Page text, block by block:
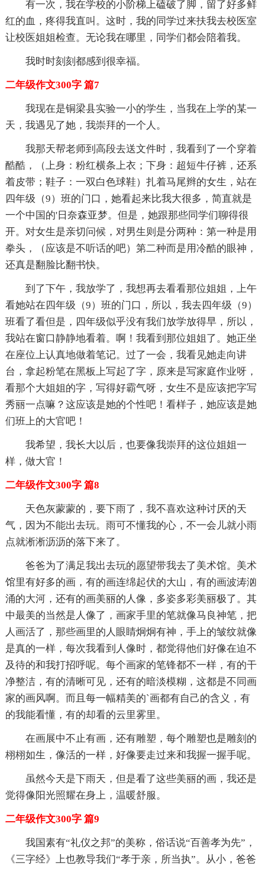
有一次，我在学校的小阶梯上磕破了脚，留了好多鲜
红的血，疼得我直叫。这时，我的同学过来扶我去校医室
让校医姐姐检查。无论我在哪里，同学们都会陪着我。
我时时刻刻都感到很幸福。
二年级作文300字 篇7
我现在是铜梁县实验一小的学生，当我在上学的某一
天，我遇见了她，我崇拜的一个人。
我那天帮老师到高段去送文件时，我看到了一个穿着
酷酷，（上身：粉红横条上衣；下身：超短牛仔裤，还系
着皮带；鞋子：一双白色球鞋）扎着马尾辫的女生，站在
四年级（9）班的门口，她看起来比我大很多，简直就是
一个中国的'日奈森亚梦。但是，她跟那些同学们聊得很
开。对女生是亲切问候，对男生则是分两种：第一种是用
拳头，（应该是不听话的吧）第二种而是用冷酷的眼神，
还真是翻脸比翻书快。
到了下午，我放学了，我想再去看看那位姐姐，上午
看她站在四年级（9）班的门口，所以，我去四年级（9）
班看了看但是，四年级似乎没有我们放学放得早，所以，
我站在窗口静静地看着。啊！我看到那位姐姐了。她正坐
在座位上认真地做着笔记。过了一会，我看见她走向讲
台，拿起粉笔在黑板上写起了字，原来是写家庭作业呀，
看那个大姐姐的字，写得好霸气呀，女生不是应该把字写
秀丽一点嘛？这应该是她的个性吧！看样子，她应该是她
们班上的大官吧！
我希望，我长大以后，也要像我崇拜的这位姐姐一
样，做大官！
二年级作文300字 篇8
天色灰蒙蒙的，要下雨了，我不喜欢这种讨厌的天
气，因为不能出去玩。雨可不懂我的心，不一会儿就小雨
点就淅淅沥沥的落下来了。
爸爸为了满足我出去玩的愿望带我去了美术馆。美术
馆里有好多的画，有的画连绵起伏的大山，有的画波涛汹
涌的大河，还有的画美丽的人像，多姿多彩美丽极了。其
中最美的当然是人像了，画家手里的笔就像马良神笔，把
人画活了，那些画里的人眼睛炯炯有神，手上的皱纹就像
是真的一样，每次我看到人像时，都觉得他们好像在迫不
及待的和我打招呼呢。每个画家的笔锋都不一样，有的干
净整洁，有的清晰可见，还有的暗淡模糊，这都是不同画
家的画风啊。而且每一幅精美的`画都有自己的含义，有
的我能看懂，有的却看的云里雾里。
在画展中不止有画，还有雕塑，每个雕塑也是雕刻的
栩栩如生，像活的一样，好像要走过来和我握一握手呢。
虽然今天是下雨天，但是看了这些美丽的画，我还是
觉得像阳光照耀在身上，温暖舒服。
二年级作文300字 篇9
我国素有“礼仪之邦”的美称，俗话说“百善孝为先”，
《三字经》上也教导我们“孝于亲，所当执”。从小，爸爸